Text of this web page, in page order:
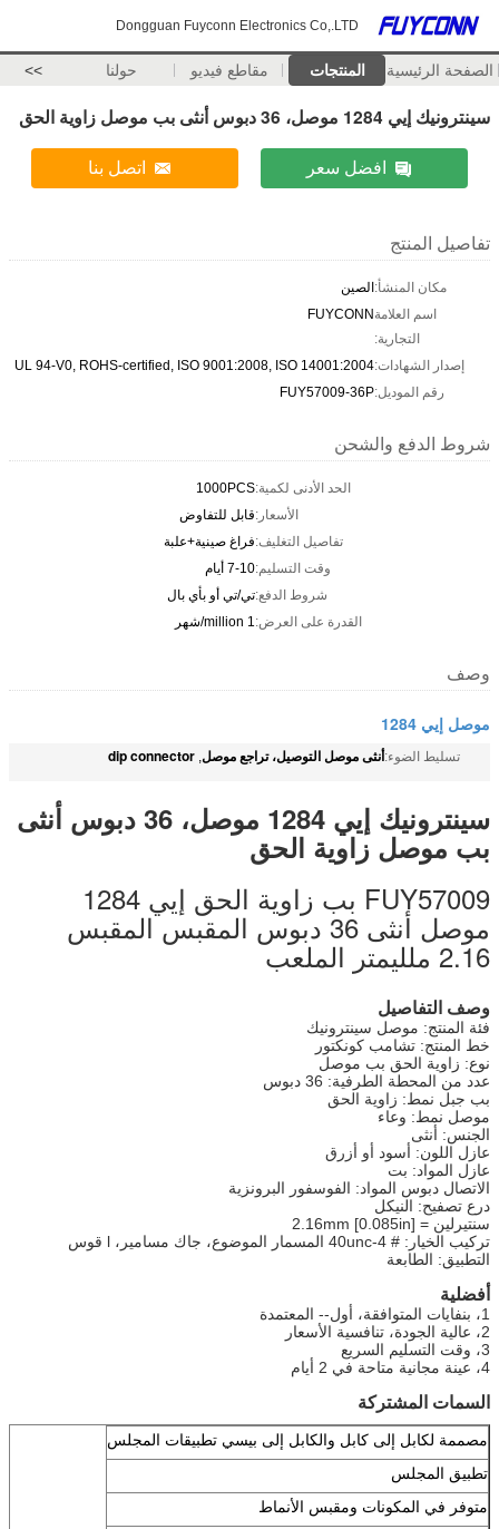
Dongguan Fuyconn Electronics Co,.LTD
الصفحة الرئيسية المنتجات مقاطع فيديو حولنا >>
سينترونيك إيي 1284 موصل، 36 دبوس أنثى بب موصل زاوية الحق
افضل سعر اتصل بنا
تفاصيل المنتج
مكان المنشأ:الصين
اسم العلامة
التجارية:
FUYCONN
إصدار الشهادات:UL 94-V0, ROHS-certified, ISO 9001:2008, ISO 14001:2004
رقم الموديل:FUY57009-36P
شروط الدفع والشحن
الحد الأدنى لكمية:1000PCS
الأسعار:قابل للتفاوض
تفاصيل التغليف:فراغ صينية+علبة
وقت التسليم:7-10 أيام
شروط الدفع:تي/تي أو بأي بال
القدرة على العرض:1 million/شهر
وصف
موصل إيي 1284
تسليط الضوء:أنثى موصل التوصيل، تراجع موصل,
dip connector
سينترونيك إيي 1284 موصل، 36 دبوس أنثى
بب موصل زاوية الحق
FUY57009 بب زاوية الحق إيي 1284
موصل أنثى 36 دبوس المقبس المقبس
2.16 ملليمتر الملعب
وصف التفاصيل
فئة المنتج: موصل سينترونيك
خط المنتج: تشامب كونكتور
نوع: زاوية الحق بب موصل
عدد من المحطة الطرفية: 36 دبوس
بب جبل نمط: زاوية الحق
موصل نمط: وعاء
الجنس: أنثى
عازل اللون: أسود أو أزرق
عازل المواد: بت
الاتصال دبوس المواد: الفوسفور البرونزية
درع تصفيح: النيكل
سنتيرلين = 2.16mm [0.085in]
تركيب الخيار: # 4-40unc المسمار الموضوع، جاك مسامير، l قوس
التطبيق: الطابعة
أفضلية
1، بنفايات المتوافقة، أول-- المعتمدة
2، عالية الجودة، تنافسية الأسعار
3، وقت التسليم السريع
4، عينة مجانية متاحة في 2 أيام
السمات المشتركة
مصممة لكابل إلى كابل والكابل إلى بيسي تطبيقات المجلس
تطبيق المجلس
متوفر في المكونات ومقبس الأنماط